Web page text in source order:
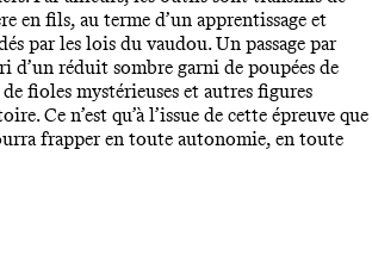
en fils, au terme d’un apprentissage et
par les lois du vaudou. Un passage par
d’un réduit sombre garni de poupées de
fioles mystérieuses et autres figures
Ce n’est qu’à l’issue de cette épreuve que
frapper en toute autonomie, en toute